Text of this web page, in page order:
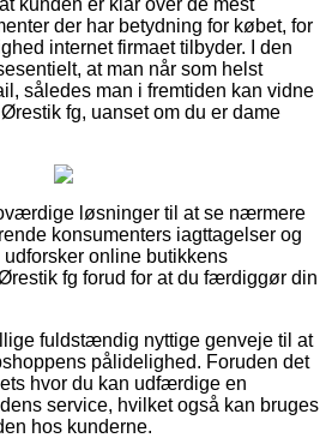
der har betydning for købet, for
internet firmaet tilbyder. I den
at man når som helst
således man i fremtiden kan vidne
fg, uanset om du er dame
løsninger til at se nærmere
konsumenters iagttagelser og
online butikkens
fg forud for at du færdiggør din
fuldstændig nyttige genveje til at
pålidelighed. Foruden det
hvor du kan udfærdige en
service, hvilket også kan bruges
hos kunderne.